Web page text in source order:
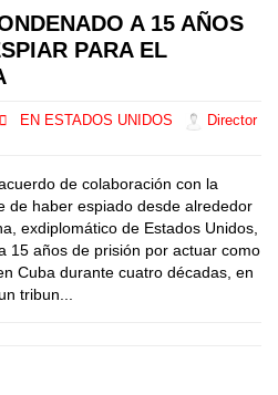
A 15 AÑOS
PARA EL
EN ESTADOS UNIDOS
Director
de colaboración con la
de haber espiado desde alrededor
exdiplomático de Estados Unidos,
15 años de prisión por actuar como
Cuba durante cuatro décadas, en
tribun...